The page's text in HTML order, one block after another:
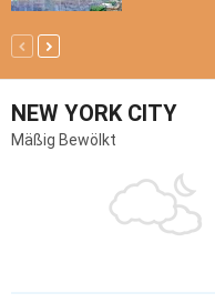
NEW YORK CITY
Mäßig Bewölkt